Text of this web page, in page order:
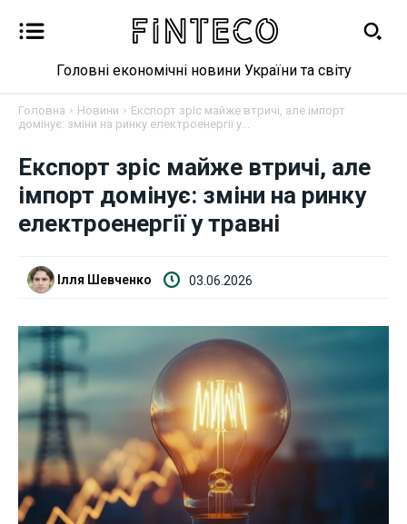
Новини
Бізнес
Криптовалюта
Робота і освіта
Публікації
ФОП
Головні економічні новини України та світу
Головна Новини
Експорт зріс майже втричі, але імпорт
домінує: зміни на ринку електроенергії у...
Експорт зріс майже втричі, але
імпорт домінує: зміни на ринку
електроенергії у травні
Ілля Шевченко 03.06.2026